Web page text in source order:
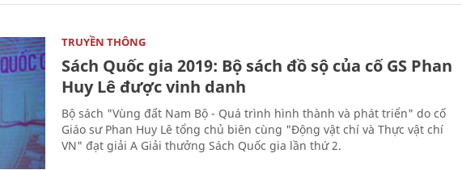
TRUYỀN THÔNG
Sách Quốc gia 2019: Bộ sách đồ sộ của cố GS Phan
Huy Lê được vinh danh
Bộ sách "Vùng đất Nam Bộ - Quá trình hình thành và phát triển" do cố
Giáo sư Phan Huy Lê tổng chủ biên cùng "Động vật chí và Thực vật chí
VN" đạt giải A Giải thưởng Sách Quốc gia lần thứ 2.